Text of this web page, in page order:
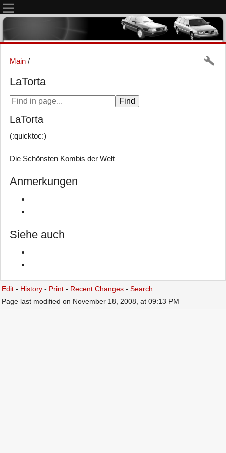
Main /
LaTorta
LaTorta
(:quicktoc:)
Die Schönsten Kombis der Welt
Anmerkungen
Siehe auch
Edit - History - Print - Recent Changes - Search
Page last modified on November 18, 2008, at 09:13 PM